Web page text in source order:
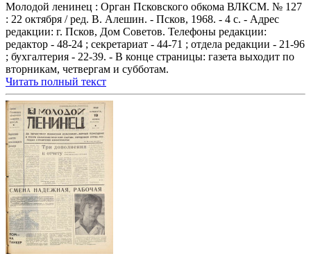
Молодой ленинец : Орган Псковского обкома ВЛКСМ. № 127
: 22 октября / ред. В. Алешин. - Псков, 1968. - 4 с. - Адрес
редакции: г. Псков, Дом Советов. Телефоны редакции:
редактор - 48-24 ; секретариат - 44-71 ; отдела редакции - 21-96
; бухгалтерия - 22-39. - В конце страницы: газета выходит по
вторникам, четвергам и субботам.
Читать полный текст